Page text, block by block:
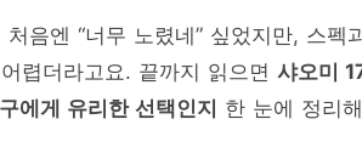
음엔 “너무 노렸네” 싶었지만, 스펙
렵더라고요. 끝까지 읽으면 샤오미
에게 유리한 선택인지 한 눈에 정리해